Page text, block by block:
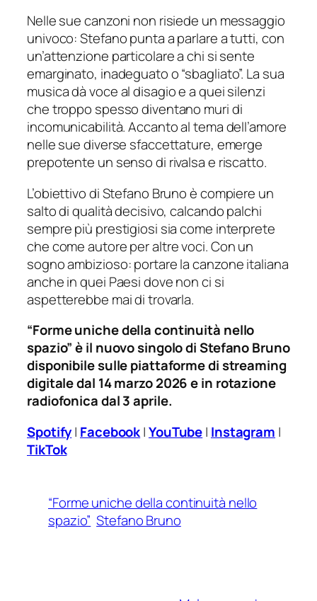
Nelle sue canzoni non risiede un messaggio
univoco: Stefano punta a parlare a tutti, con
un’attenzione particolare a chi si sente
emarginato, inadeguato o “sbagliato”. La sua
musica dà voce al disagio e a quei silenzi
che troppo spesso diventano muri di
incomunicabilità. Accanto al tema dell’amore
nelle sue diverse sfaccettature, emerge
prepotente un senso di rivalsa e riscatto.
L’obiettivo di Stefano Bruno è compiere un
salto di qualità decisivo, calcando palchi
sempre più prestigiosi sia come interprete
che come autore per altre voci. Con un
sogno ambizioso: portare la canzone italiana
anche in quei Paesi dove non ci si
aspetterebbe mai di trovarla.
“Forme uniche della continuità nello
spazio” è il nuovo singolo di Stefano Bruno
disponibile sulle piattaforme di streaming
digitale dal 14 marzo 2026 e in rotazione
radiofonica dal 3 aprile.
Spotify| Facebook|YouTube| Instagram |
TikTok
“Forme uniche della continuità nello
spazio” Stefano Bruno